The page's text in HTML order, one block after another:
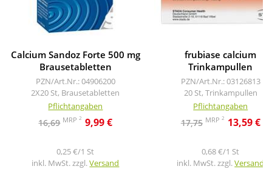
Calcium Sandoz Forte 500 mg
Brausetabletten
PZN/Art.Nr.: 04906200
2X20 St, Brausetabletten
Pflichtangaben
16,69 MRP2 9,99 €
0,25 €/1 St
inkl. MwSt. zzgl.Versand
frubiase calcium
Trinkampullen
PZN/Art.Nr.: 03126813
20 St, Trinkampullen
Pflichtangaben
17,75 MRP 2 13,59 €
0,68 €/1 St
inkl. MwSt. zzgl.Versand